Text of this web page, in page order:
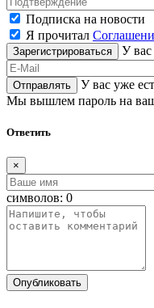
Подписка на новости
Я прочитал
Зарегистрироваться У вас
Отправлять У вас уже
Мы вышлем пароль на
Ответить
×
символов: 0
Опубликовать